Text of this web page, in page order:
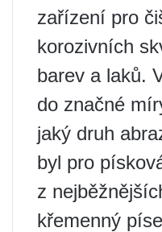
zařízení pro
korozivních
barev a laků.
do značné
jaký druh
byl pro
z
křemenný